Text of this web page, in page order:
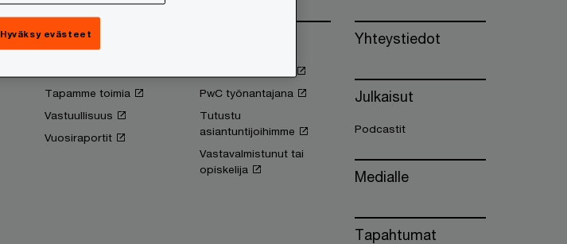
Tietoa meistä
Tapamme toimia
Vastuullisuus
Vuosiraportit
PwC työnantajana
Tutustu
asiantuntijoihimme
Vastavalmistunut tai
opiskelija
Yhteystiedot
Julkaisut
Podcastit
Medialle
Tapahtumat
Hyväksy evästeet